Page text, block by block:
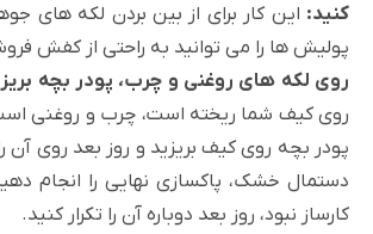
کنید: این کار برای از بین بردن لکه های
پولیش ها را می توانید به راحتی از کفش
روی لکه های روغنی و چرب، پودر بچه
روی کیف شما ریخته است، چرب و روغنی
پودر بچه روی کیف بریزید و روز بعد روی آن
دستمال خشک، پاکسازی نهایی را انجام
کارساز نبود، روز بعد دوباره آن را تکرار کنید.